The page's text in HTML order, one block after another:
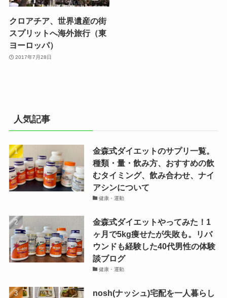
クロアチア、世界遺産の街
スプリットへ海外旅行（東
ヨーロッパ）
2017年7月28日
人気記事
金森式ダイエットのサプリ一覧。
種類・量・飲み方、おすすめの飲
むタイミング、飲み合わせ、ナイ
アシンについて
健康・運動
金森式ダイエットやってみた！1
ヶ月で5kg痩せたが失敗も。リバ
ウンドも経験した40代男性の体験
談ブログ
健康・運動
nosh(ナッシュ)宅配を一人暮らし